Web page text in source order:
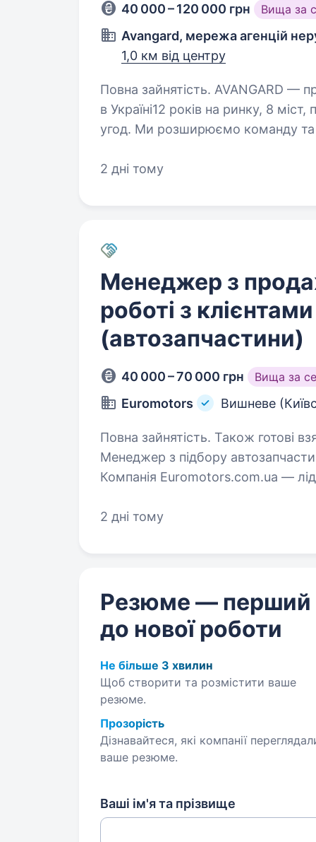
40 000 – 120 000 грн Вища за
Avangard, мережа агенцій
1,0 км від центру
Повна зайнятість. AVANGARD — провідна мережа рієлторських агентств
в Україні12 років на ринку, 8
угод. Ми розширюємо команду та
2 дні тому
Менеджер з
роботі з клієнтами
(автозапчастини)
40 000 – 70 000 грн Вища за
Euromotors Вишневе
Повна зайнятість. Також готові
Менеджер з підбору
Компанія Euromotors.com.ua —
до своєї…
2 дні тому
Резюме — перший
до нової роботи
Не більше 3 хвилин
Щоб створити та розмістити ваше
резюме.
Прозорість
Дізнавайтеся, які компанії
ваше резюме.
Ваші ім'я та прізвище